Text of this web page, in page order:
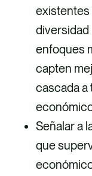
existentes
diversidad
enfoques
capten
cascada a
Señalar a
que